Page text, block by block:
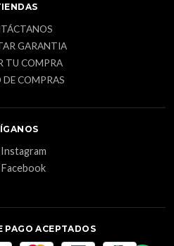
GARANTIA
TU COMPRA
DE COMPRAS
Instagram
Facebook
PAGO ACEPTADOS